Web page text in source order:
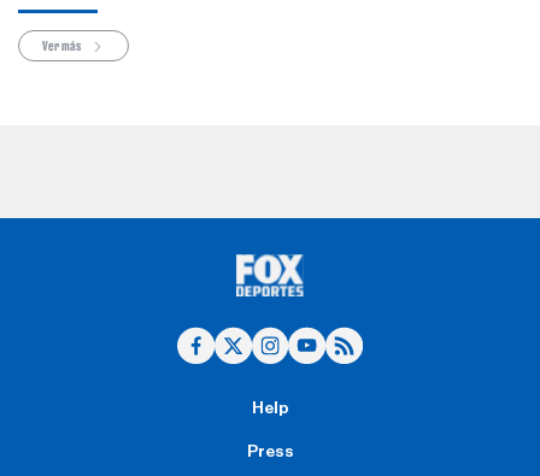
Ver más
Help
Press